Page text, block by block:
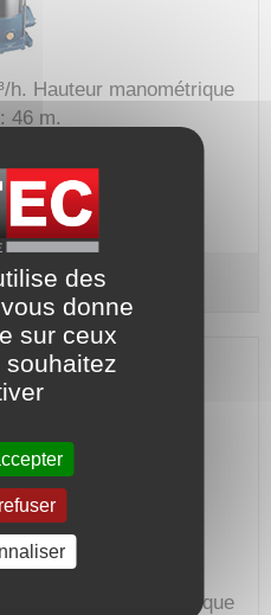
h. Hauteur manométrique
46 m.
IN LINE - P7SL-180/4
inox - 1,3 kW
Hauteur manométrique
des
donne
sur ceux
souhaitez